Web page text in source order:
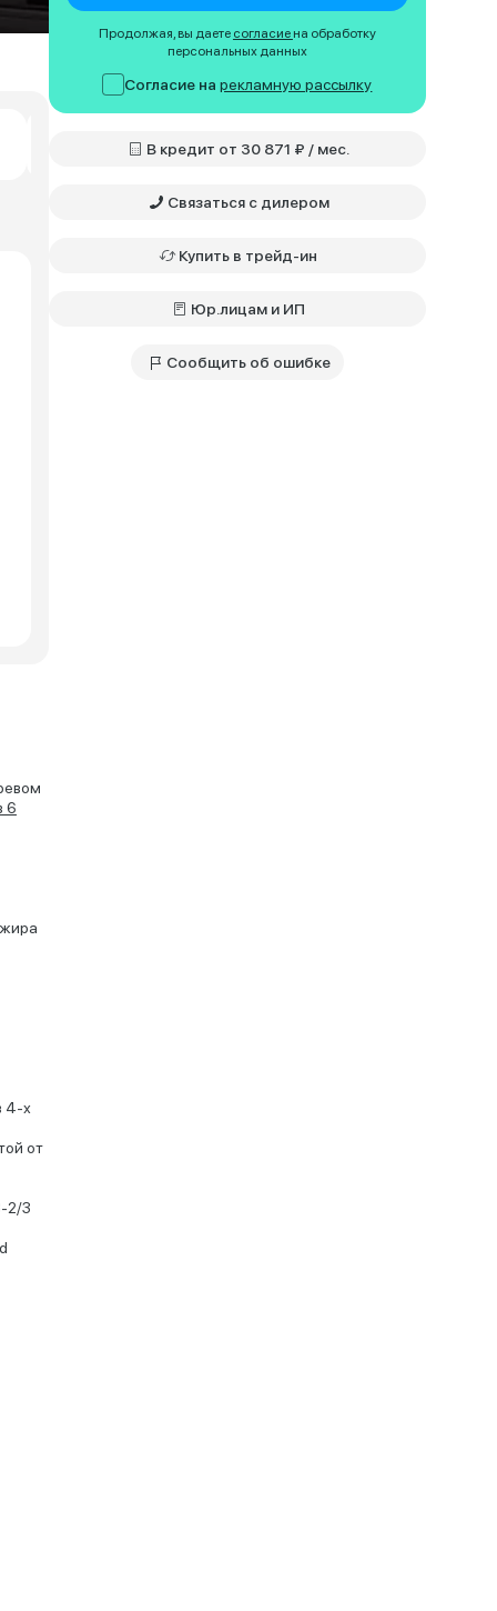
Бензин • Полный
6
4-х
от
2/3
Продолжая, вы даете согласие на обработку
персональных данных
Согласие нарекламную рассылку
В кредит от 30 871 ₽ / мес.
Связаться с дилером
Купить в трейд-ин
Юр.лицам и ИП
Сообщить об ошибке